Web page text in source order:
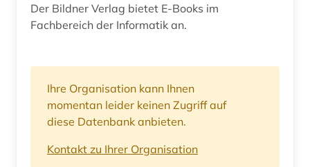
Der Bildner Verlag bietet E-Books im
Fachbereich der Informatik an.
Ihre Organisation kann Ihnen
momentan leider keinen Zugriff auf
diese Datenbank anbieten.
Kontakt zu Ihrer Organisation